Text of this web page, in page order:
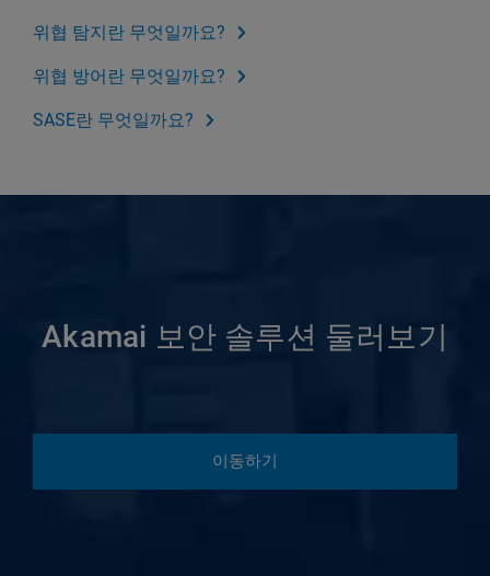
위협 탐지란 무엇일까요?
위협 방어란 무엇일까요?
SASE란 무엇일까요?
Akamai 보안 솔루션 둘러보기
이동하기